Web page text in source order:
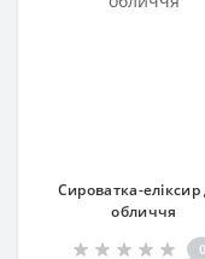
Сироватка-еліксир
обличчя
0